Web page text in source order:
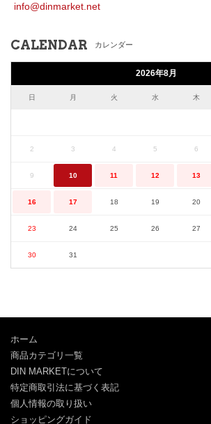
info@dinmarket.net
CALENDAR カレンダー
2026年8月
日 月 火 水 木
2 3 4 5 6
9 10 11 12 13
16 17 18 19 20
23 24 25 26 27
30 31
ホーム
商品カテゴリ一覧
DIN MARKETについて
特定商取引法に基づく表記
個人情報の取り扱い
ショッピングガイド